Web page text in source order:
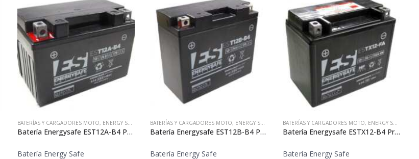
BATERÍAS Y CARGADORES MOTO, ENERGY SAFE
Batería Energysafe EST12A-B4 Precargada
Batería Energy Safe
BATERÍAS Y CARGADORES MOTO, ENERGY SAFE
Batería Energysafe EST12B-B4 Precargada
Batería Energy Safe
BATERÍAS Y CARGADORES MOTO, ENERGY SAFE
Batería Energysafe ESTX12-B4 Precargada
Batería Energy Safe